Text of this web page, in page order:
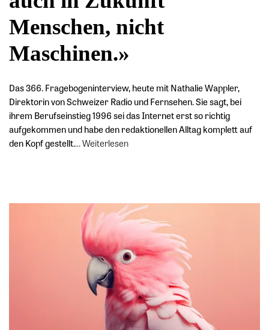
Menschen, nicht
Maschinen.»
Das 366. Fragebogeninterview, heute mit Nathalie Wappler,
Direktorin von Schweizer Radio und Fernsehen. Sie sagt, bei
ihrem Berufseinstieg 1996 sei das Internet erst so richtig
aufgekommen und habe den redaktionellen Alltag komplett auf
den Kopf gestellt.…Weiterlesen